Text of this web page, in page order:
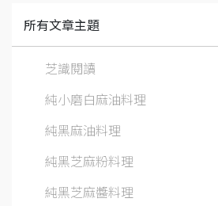
所有文章主題
芝識閱讀
純小磨白麻油料理
純黑麻油料理
純黑芝麻粉料理
純黑芝麻醬料理